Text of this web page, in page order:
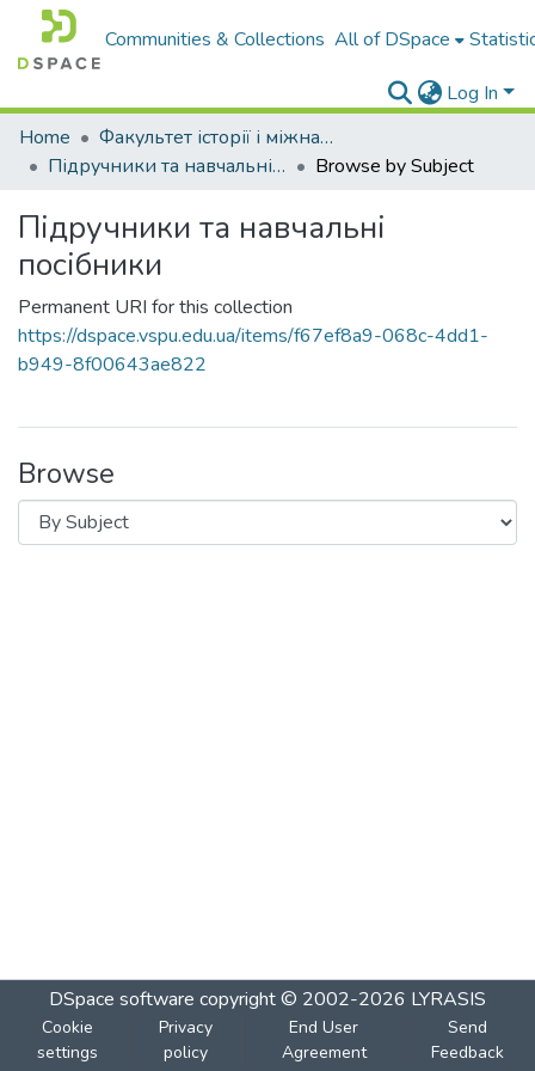
Communities & Collections All of DSpace
Log In
Home
Факультет історії і міжнародних відносин
Підручники та навчальні посібники
Browse by Subject
Підручники та навчальні
посібники
Permanent URI for this collection
https://dspace.vspu.edu.ua/items/f67ef8a9-068c-4dd1-
b949-8f00643ae822
Browse
DSpace software copyright © 2002-2026 LYRASIS
Cookie
settings
Privacy
policy
End User
Agreement
Send
Feedback